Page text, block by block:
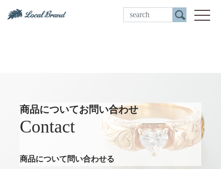
ご来店予約
商品についてお問い合わせ
Contact
商品について問い合わせる